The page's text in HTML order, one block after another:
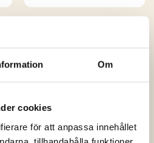
Om
cookies
för att anpassa innehållet
här
har
flera
varianter.
alternativen